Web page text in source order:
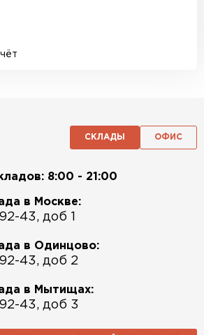
СКЛАДЫ ОФИС
8:00 - 21:00
в Москве:
43, доб 1
в Одинцово:
43, доб 2
в Мытищах:
43, доб 3